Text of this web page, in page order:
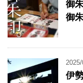
御
御
伊